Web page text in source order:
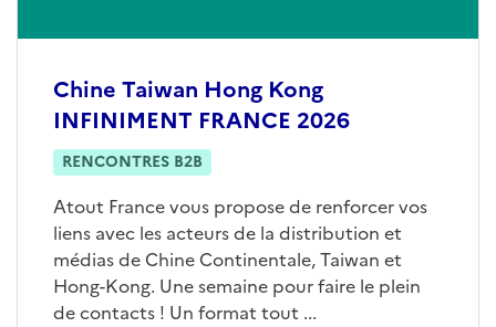
Chine Taiwan Hong Kong
INFINIMENT FRANCE 2026
RENCONTRES B2B
Atout France vous propose de renforcer vos
liens avec les acteurs de la distribution et
médias de Chine Continentale, Taiwan et
Hong-Kong. Une semaine pour faire le plein
de contacts ! Un format tout ...